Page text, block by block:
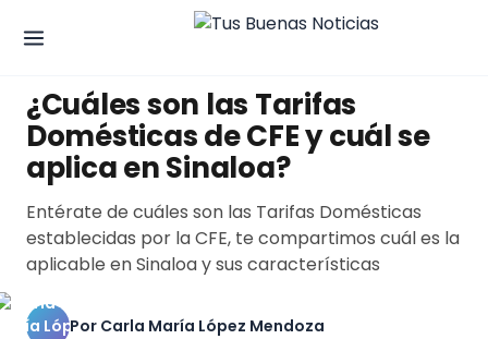
¿Cuáles son las Tarifas
Domésticas de CFE y cuál se
aplica en Sinaloa?
Entérate de cuáles son las Tarifas Domésticas
establecidas por la CFE, te compartimos cuál es la
aplicable en Sinaloa y sus características
Por Carla María López Mendoza